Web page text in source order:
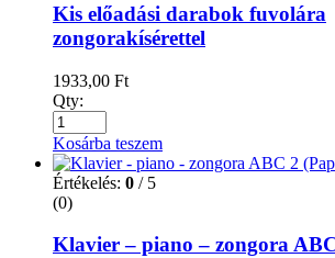
Kis előadási darabok fuvolára
zongorakísérettel
1933,00 Ft
Qty:
Kosárba teszem
Értékelés: 0 / 5
(0)
Klavier – piano – zongora